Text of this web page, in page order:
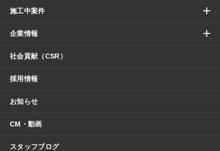
施工中案件
企業情報
社会貢献（CSR）
採用情報
お知らせ
CM・動画
スタッフブログ